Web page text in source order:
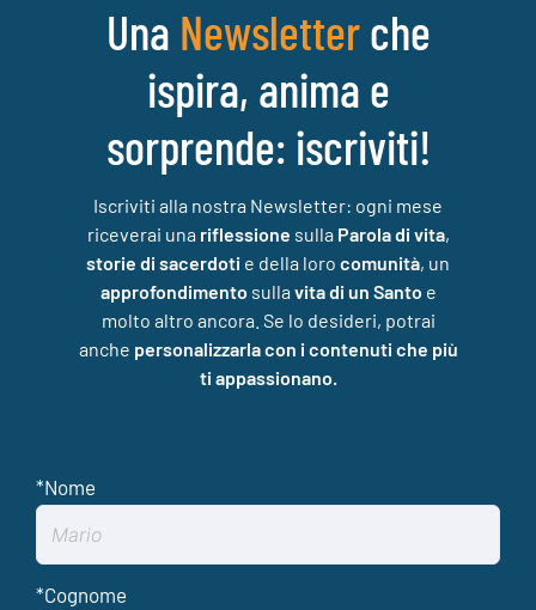
Una Newsletterche
ispira, anima e
sorprende: iscriviti!
Iscriviti alla nostra Newsletter: ogni mese
riceverai una riflessione sulla Parola di vita,
storie di sacerdoti e della loro comunità, un
approfondimento sulla vita di un Santo e
molto altro ancora. Se lo desideri, potrai
anche personalizzarla con i contenuti che più
ti appassionano.